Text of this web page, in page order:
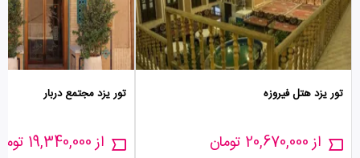
تور یزد هتل فیروزه
از 20,670,000 تومان
تور یزد مجتمع دربار
از 19,340,000 تومان